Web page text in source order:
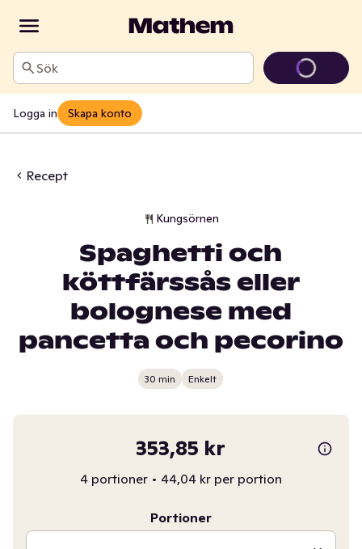
Sök
Logga in Skapa konto
Recept
Kungsörnen
Spaghetti och
köttfärssås eller
bolognese med
pancetta och pecorino
30 min Enkelt
353,85 kr
4 portioner • 44,04 kr per portion
Portioner